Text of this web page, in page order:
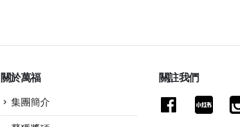
關於萬福
集團簡介
關註我們